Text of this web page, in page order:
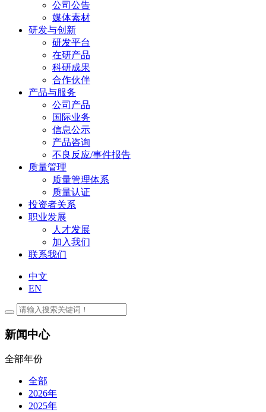
公司公告
媒体素材
研发与创新
研发平台
在研产品
科研成果
合作伙伴
产品与服务
公司产品
国际业务
信息公示
产品咨询
不良反应/事件报告
质量管理
质量管理体系
质量认证
投资者关系
职业发展
人才发展
加入我们
联系我们
中文
EN
新闻中心
全部年份
全部
2026年
2025年